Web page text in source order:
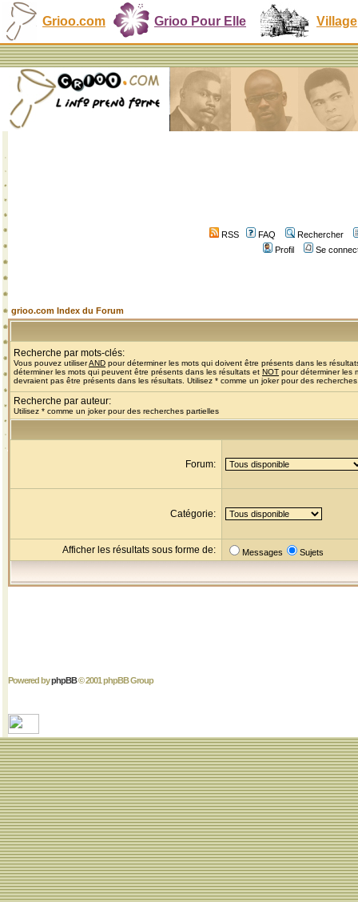
Grioo.com Grioo Pour Elle Village
RSS FAQ
Rechercher
Profil
Se
grioo.com Index du Forum
Recherche par mots-clés:
Vous pouvez utiliserAND pour déterminer les mots qui doivent être présents dans les
déterminer les mots qui peuvent être présents dans les résultats et NOT pour déterminer les
devraient pas être présents dans les résultats. Utilisez * comme un joker pour des
Recherche par auteur:
Utilisez * comme un joker pour des recherches partielles
Forum:
Catégorie:
Afficher les résultats sous forme de: Messages Sujets
Powered byphpBB© 2001 phpBB Group